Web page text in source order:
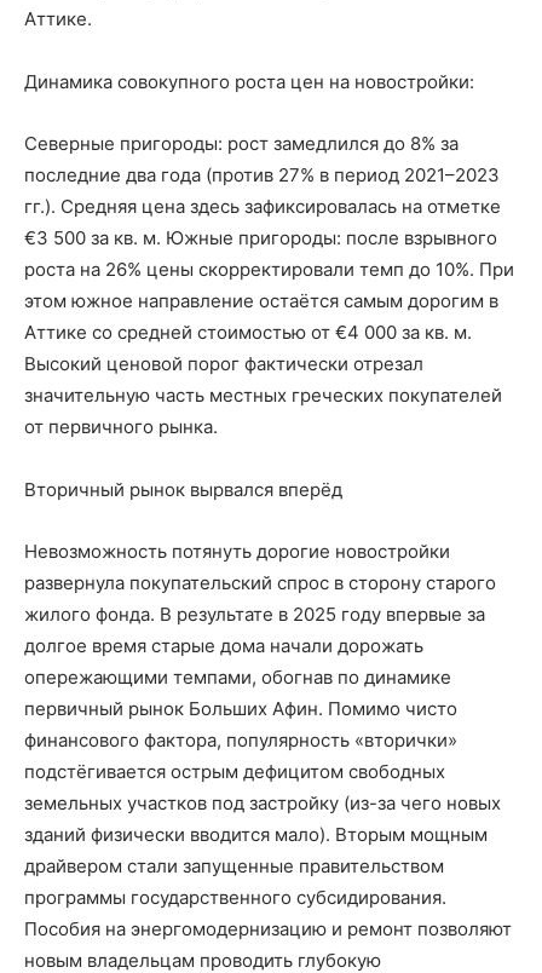
Аттике.
Динамика совокупного роста цен на новостройки:
Северные пригороды: рост замедлился до 8% за
последние два года (против 27% в период 2021–2023
гг.). Средняя цена здесь зафиксировалась на отметке
€3 500 за кв. м. Южные пригороды: после взрывного
роста на 26% цены скорректировали темп до 10%. При
этом южное направление остаётся самым дорогим в
Аттике со средней стоимостью от €4 000 за кв. м.
Высокий ценовой порог фактически отрезал
значительную часть местных греческих покупателей
от первичного рынка.
Вторичный рынок вырвался вперёд
Невозможность потянуть дорогие новостройки
развернула покупательский спрос в сторону старого
жилого фонда. В результате в 2025 году впервые за
долгое время старые дома начали дорожать
опережающими темпами, обогнав по динамике
первичный рынок Больших Афин. Помимо чисто
финансового фактора, популярность «вторички»
подстёгивается острым дефицитом свободных
земельных участков под застройку (из-за чего новых
зданий физически вводится мало). Вторым мощным
драйвером стали запущенные правительством
программы государственного субсидирования.
Пособия на энергомодернизацию и ремонт позволяют
новым владельцам проводить глубокую